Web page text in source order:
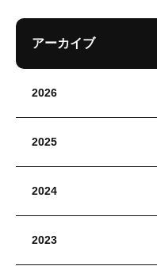
アーカイブ
2026
2025
2024
2023